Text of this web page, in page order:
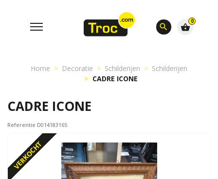
search
0
shopping_basket
Home Decoratie Schilderijen
Schilderijen
CADRE ICONE
CADRE ICONE
Referentie D014183165
VERKOCHT